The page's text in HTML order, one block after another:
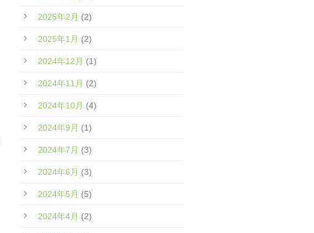
2025年2月 (2)
2025年1月 (2)
2024年12月 (1)
2024年11月 (2)
2024年10月 (4)
2024年9月 (1)
2024年7月 (3)
2024年6月 (3)
2024年5月 (5)
2024年4月 (2)